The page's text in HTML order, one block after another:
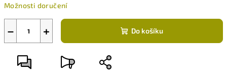
Možnosti doručení
+
− Do košíku